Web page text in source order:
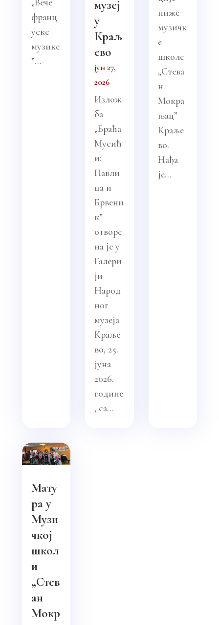
франц
уске
музике
”...
музеј
у
Краљ
ево
јун 27,
2026
Излож
ба
„Браћа
Мусић
и:
Павли
ца и
Брвени
к”
отворе
на је у
Галери
ји
Народ
ног
музеја
Краље
во, 25.
јуна
2026.
године
, са...
ниже
музичк
е
школе
„Стева
н
Мокра
њац”
Краље
во.
Нађа
је...
Мату
ра у
Музи
чкој
школ
и
„Стев
ан
Мокр